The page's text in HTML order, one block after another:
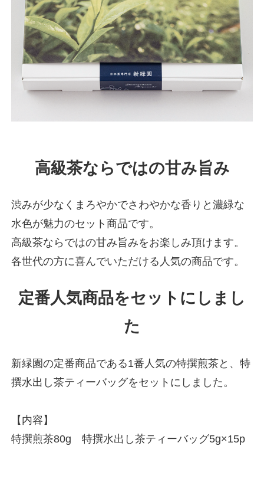
高級茶ならではの甘み旨み
渋みが少なくまろやかでさわやかな香りと濃緑な
水色が魅力のセット商品です。
高級茶ならではの甘み旨みをお楽しみ頂けます。
各世代の方に喜んでいただける人気の商品です。
定番人気商品をセットにしまし
た
新緑園の定番商品である1番人気の特撰煎茶と、特
撰水出し茶ティーバッグをセットにしました。
【内容】
特撰煎茶80g 特撰水出し茶ティーバッグ5g×15p